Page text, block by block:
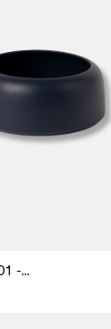
-...